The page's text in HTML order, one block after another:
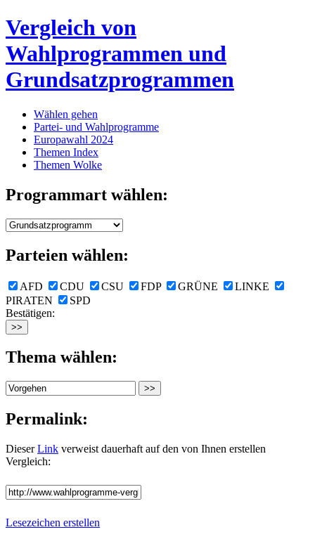
Vergleich von
Wahlprogrammen und
Grundsatzprogrammen
Wählen gehen
Partei- und Wahlprogramme
Europawahl 2024
Themen Index
Themen Wolke
Programmart wählen:
Parteien wählen:
AFD CDU CSU FDP GRÜNE
LINKE
PIRATEN
SPD
Bestätigen:
Thema wählen:
Permalink:
DieserLink verweist dauerhaft auf den von Ihnen erstellen
Vergleich:
Lesezeichen erstellen